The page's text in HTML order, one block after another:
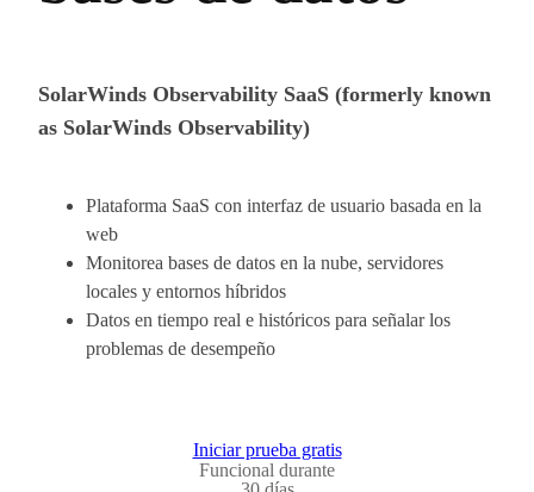
SolarWinds Observability SaaS (formerly known
as SolarWinds Observability)
Plataforma SaaS con interfaz de usuario basada en la
web
Monitorea bases de datos en la nube, servidores
locales y entornos híbridos
Datos en tiempo real e históricos para señalar los
problemas de desempeño
Iniciar prueba gratis
Funcional durante